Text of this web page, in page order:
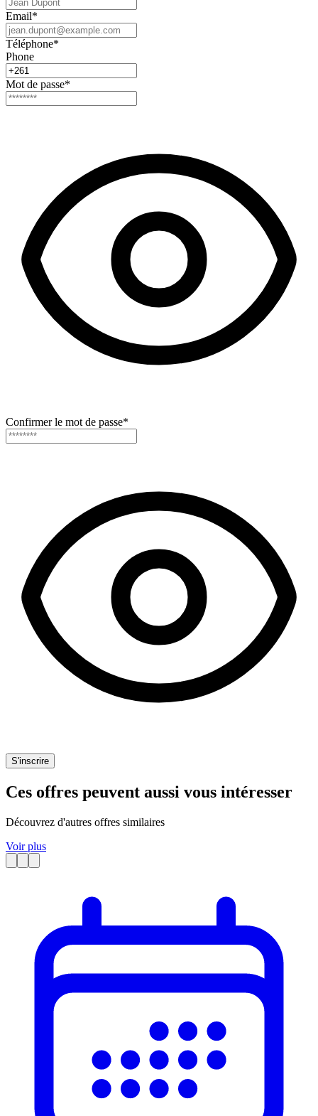
Email*
Téléphone*
Phone
Mot de passe*
Confirmer le mot de passe*
S'inscrire
Ces offres peuvent aussi vous intéresser
Découvrez d'autres offres similaires
Voir plus